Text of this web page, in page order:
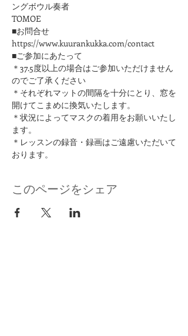
ングボウル奏者
TOMOE
■お問合せ
https://www.kuurankukka.com/contact
■ご参加にあたって
＊37.5度以上の場合はご参加いただけません
のでご了承ください
​＊それぞれマットの間隔を十分にとり、窓を
開けてこまめに換気いたします。
＊状況によってマスクの着用をお願いいたし
ます。
＊レッスンの録音・録画はご遠慮いただいて
おります。
このページをシェア